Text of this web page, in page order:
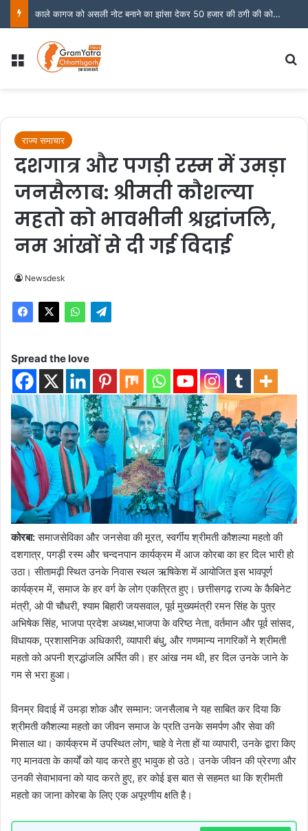
कोरबा DMF फाइल्स – भाग 5 (फाइनल)
Menu
राज्य समाचार
दशगात्र और पगड़ी रस्म में उमड़ा
जनसैलाब: श्रीमती कौशल्या
महतो को भावभीनी श्रद्धांजलि,
नम आंखों से दी गई विदाई
Newsdesk
Spread the love
कोरबा:समाजसेविका और जनसेवा की मूरत, स्वर्गीय श्रीमती कौशल्या महतो की
दशगात्र, पगड़ी रस्म और चन्दनपान कार्यक्रम में आज कोरबा का हर दिल भारी हो
उठा। सीतामढ़ी स्थित उनके निवास स्थल ऋषिकेश में आयोजित इस भावपूर्ण
कार्यक्रम में, समाज के हर वर्ग के लोग एकत्रित हुए। छत्तीसगढ़ राज्य के कैबिनेट
मंत्री, ओ पी चौधरी, श्याम बिहारी जयसवाल, पूर्व मुख्यमंत्री रमन सिंह के पुत्र
अभिषेक सिंह, भाजपा प्रदेश अध्यक्ष,भाजपा के वरिष्ठ नेता, वर्तमान और पूर्व सांसद,
विधायक, प्रशासनिक अधिकारी, व्यापारी बंधु, और गणमान्य नागरिकों ने श्रीमती
महतो को अपनी श्रद्धांजलि अर्पित की। हर आंख नम थी, हर दिल उनके जाने के
गम से भरा हुआ।
विनम्र विदाई में उमड़ा शोक और सम्मान: जनसैलाब ने यह साबित कर दिया कि
श्रीमती कौशल्या महतो का जीवन समाज के प्रति उनके समर्पण और सेवा की
मिसाल था। कार्यक्रम में उपस्थित लोग, चाहे वे नेता हों या व्यापारी, उनके द्वारा किए
गए मानवता के कार्यों को याद करते हुए भावुक हो उठे। उनके जीवन की प्रेरणा और
उनकी सेवाभावना को याद करते हुए, हर कोई इस बात से सहमत था कि श्रीमती
महतो का जाना कोरबा के लिए एक अपूरणीय क्षति है।